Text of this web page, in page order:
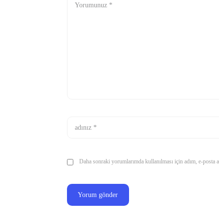
Daha sonraki yorumlarımda kullanılması için adım, e-posta